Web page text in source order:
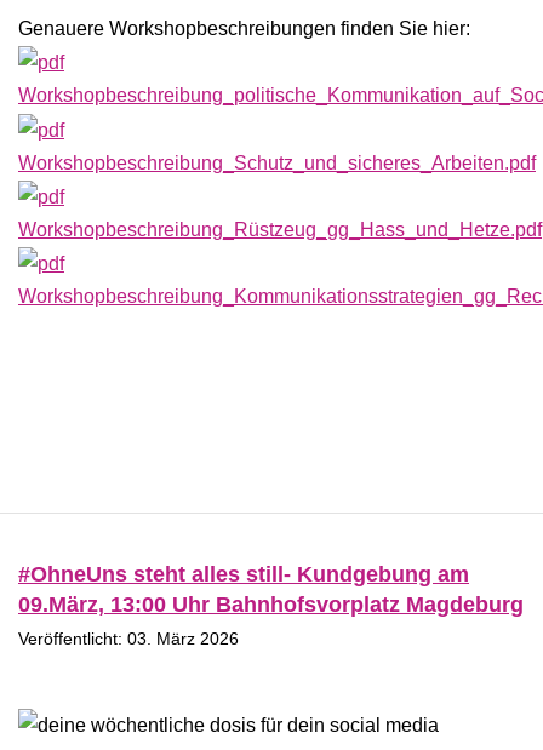
Genauere Workshopbeschreibungen finden Sie hier:
Workshopbeschreibung_Schutz_und_sicheres_Arbeiten.pdf
Workshopbeschreibung_Rüstzeug_gg_Hass_und_Hetze.pdf
#OhneUns steht alles still- Kundgebung am
09.März, 13:00 Uhr Bahnhofsvorplatz Magdeburg
Veröffentlicht: 03. März 2026